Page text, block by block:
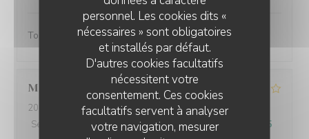
personnel. Les cookies dits «
nécessaires » sont obligatoires
et installés par défaut.
D'autres cookies facultatifs
nécessitent votre
consentement. Ces cookies
facultatifs servent à analyser
votre navigation, mesurer
Tout été super , allez-y les yeux fermés !!!
Maryse
2026-08-04
- 12:30 - Couverts 3
Service
Ambiance:4/5 Cuisine :4/5 Qualité / Prix /5